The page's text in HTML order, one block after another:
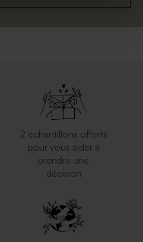
2 échantillons offerts
pour vous aider à
prendre une
décision